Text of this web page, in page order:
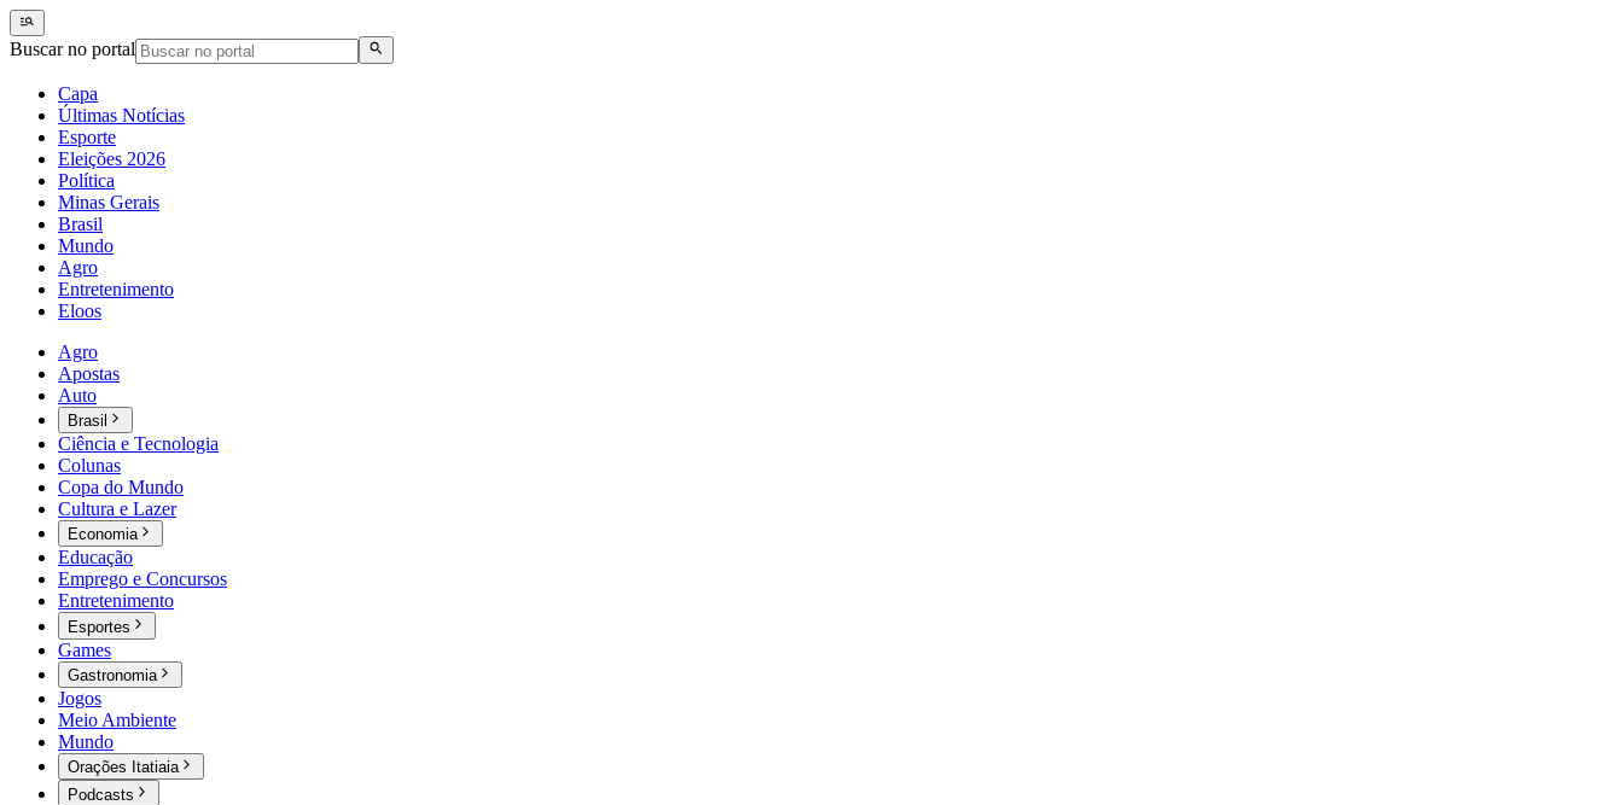
Buscar no portal
Capa
Últimas Notícias
Esporte
Eleições 2026
Política
Minas Gerais
Brasil
Mundo
Agro
Entretenimento
Eloos
Agro
Apostas
Auto
Brasil
Ciência e Tecnologia
Colunas
Copa do Mundo
Cultura e Lazer
Economia
Educação
Emprego e Concursos
Entretenimento
Esportes
Games
Gastronomia
Jogos
Meio Ambiente
Mundo
Orações Itatiaia
Podcasts